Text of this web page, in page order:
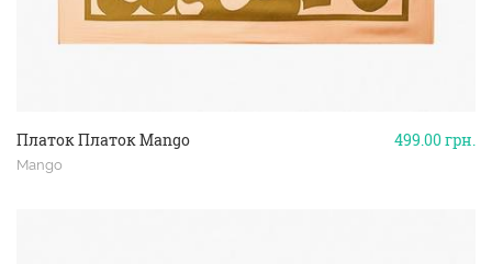
499.00грн.
Платок Платок Mango
Mango